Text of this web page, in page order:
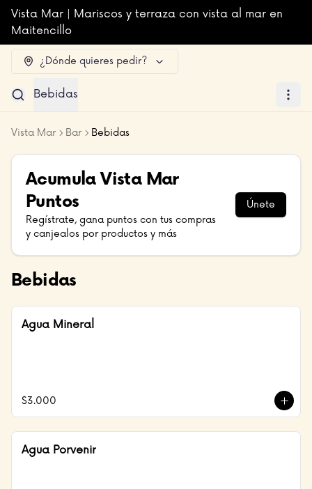
Vista Mar | Mariscos y terraza con vista al mar en
Maitencillo
¿Dónde quieres pedir?
Bebidas
Vista Mar Bar Bebidas
AcumulaVista Mar
Puntos
Regístrate, gana puntos con tus compras
y canjealos por productos y más
Únete
Bebidas
Agua Mineral
$3.000
Agua Porvenir